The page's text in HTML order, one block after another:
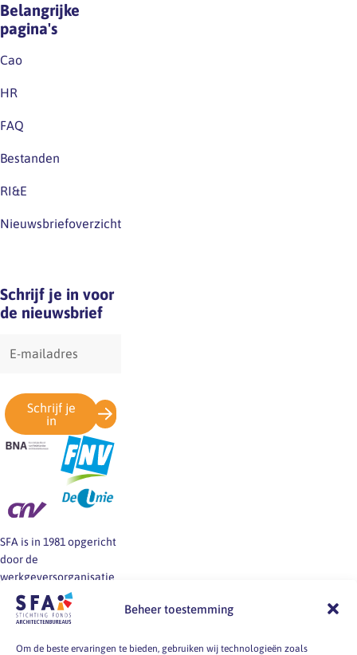
Beheer toestemming
Om de beste ervaringen te bieden, gebruiken wij technologieën zoals
Belangrijke
pagina's
Cao
HR
FAQ
Bestanden
RI&E
Nieuwsbriefoverzicht
Schrijf je in voor
de nieuwsbrief
mailadres
Schrijf je
in
SFA is in 1981 opgericht
door de
werkgeversorganisatie
BNA en de vakbonden
FNV, CNV en De Unie.
werkgevers en